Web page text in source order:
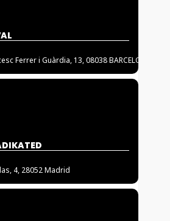
Ferrer i Guàrdia, 13, 08038 BARCELONA
4, 28052 Madrid